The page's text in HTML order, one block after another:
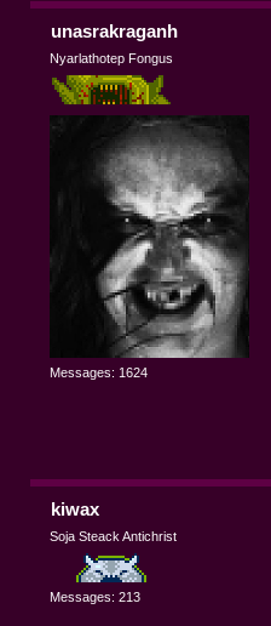
unasrakraganh
Nyarlathotep Fongus
Messages: 1624
kiwax
Soja Steack Antichrist
Messages: 213